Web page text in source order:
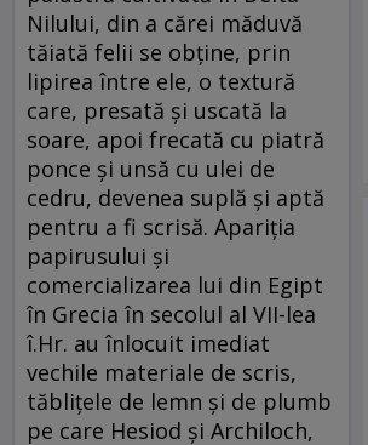
Nilului, din a cărei măduvă
tăiată felii se obţine, prin
lipirea între ele, o textură
care, presată şi uscată la
soare, apoi frecată cu piatră
ponce şi unsă cu ulei de
cedru, devenea suplă şi aptă
pentru a fi scrisă. Apariţia
papirusului şi
comercializarea lui din Egipt
în Grecia în secolul al VII-lea
î.Hr. au înlocuit imediat
vechile materiale de scris,
tăbliţele de lemn şi de plumb
pe care Hesiod şi Archiloch,